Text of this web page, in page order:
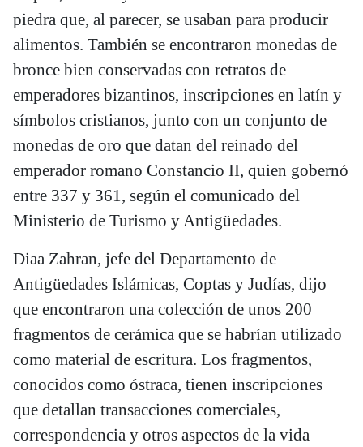
piedra que, al parecer, se usaban para producir
alimentos. También se encontraron monedas de
bronce bien conservadas con retratos de
emperadores bizantinos, inscripciones en latín y
símbolos cristianos, junto con un conjunto de
monedas de oro que datan del reinado del
emperador romano Constancio II, quien gobernó
entre 337 y 361, según el comunicado del
Ministerio de Turismo y Antigüedades.
Diaa Zahran, jefe del Departamento de
Antigüedades Islámicas, Coptas y Judías, dijo
que encontraron una colección de unos 200
fragmentos de cerámica que se habrían utilizado
como material de escritura. Los fragmentos,
conocidos como óstraca, tienen inscripciones
que detallan transacciones comerciales,
correspondencia y otros aspectos de la vida